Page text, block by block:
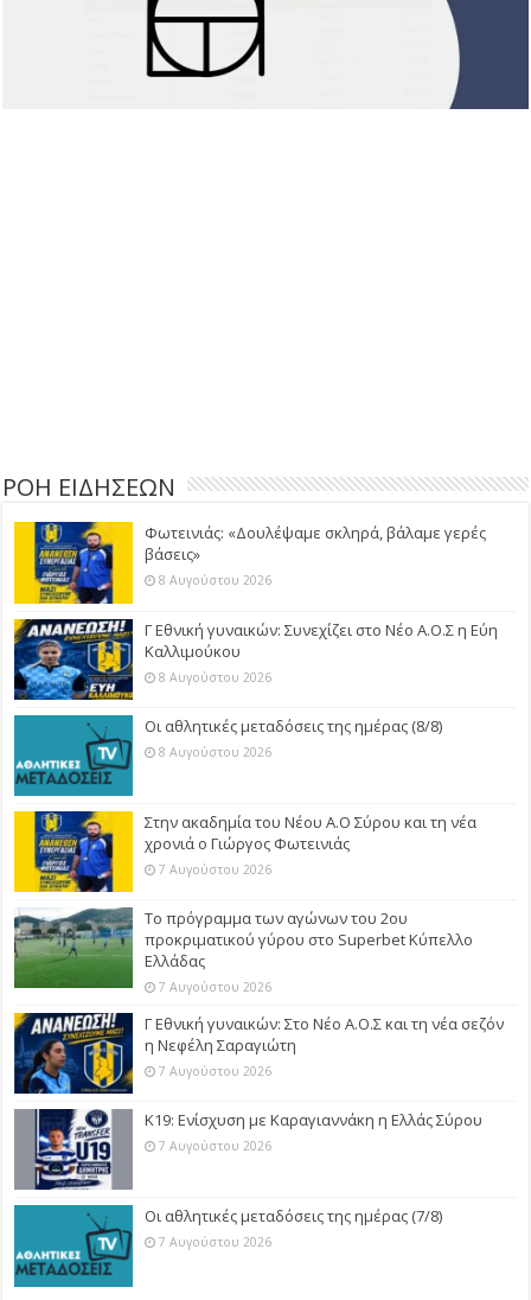
ΡΟΗ ΕΙΔΗΣΕΩΝ
Φωτεινιάς: «Δουλέψαμε σκληρά, βάλαμε γερές
βάσεις»
8 Αυγούστου 2026
Γ Εθνική γυναικών: Συνεχίζει στο Νέο Α.Ο.Σ η Εύη
Καλλιμούκου
8 Αυγούστου 2026
Οι αθλητικές μεταδόσεις της ημέρας (8/8)
8 Αυγούστου 2026
Στην ακαδημία του Νέου Α.Ο Σύρου και τη νέα
χρονιά ο Γιώργος Φωτεινιάς
7 Αυγούστου 2026
Το πρόγραμμα των αγώνων του 2ου
προκριματικού γύρου στο Superbet Κύπελλο
Ελλάδας
7 Αυγούστου 2026
Γ Εθνική γυναικών: Στο Νέο Α.Ο.Σ και τη νέα σεζόν
η Νεφέλη Σαραγιώτη
7 Αυγούστου 2026
Κ19: Ενίσχυση με Καραγιαννάκη η Ελλάς Σύρου
7 Αυγούστου 2026
Οι αθλητικές μεταδόσεις της ημέρας (7/8)
7 Αυγούστου 2026